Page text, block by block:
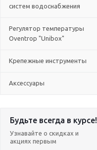
систем водоснабжения
Регулятор температуры
Oventrop "Unibox"
Крепежные инструменты
Аксессуары
Будьте всегда в курсе!
Узнавайте о скидках и
акциях первым